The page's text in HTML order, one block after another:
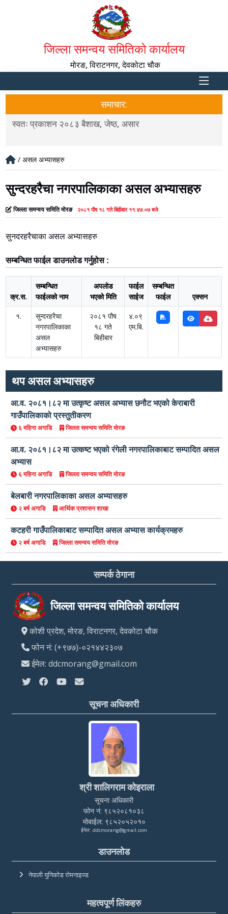
जिल्ला समन्वय समितिको कार्यालय
मोरङ, विराटनगर, देवकोटा चौक
समाचार:
स्वतः प्रकाशन २०८३ बैशाख, जेष्ठ, असार
/ असल अभ्यासहरु
सुन्दरहरैचा नगरपालिकाका असल अभ्यासहरु
जिल्ला समन्वय समिति मोरङ २०८१ पौष १८ गते बिहीबार ११:४७:०७ बजे
सुनदरहरैचाका असल अभ्यासहरु
सम्बन्धित फाईल डाउनलोड गर्नुहोस :
क्र.स.
सम्बन्धित
फाईलको नाम
अपलोड
भएको मिति
फाईल
साईज
सम्बन्धित
फाईल
एक्सन
१.
सुन्दरहरैचा
नगरपालिकाका
असल
अभ्यासहरु
२०८१ पौष
१८ गते
बिहीबार
४.०९
एम.बि.
थप असल अभ्यासहरु
आ.व. २०८१।८२ मा उत्कृष्ट असल अभ्यास छनौट भएको केराबारी
गाउँपालिकाको प्रस्तुतीकरण
६ महिना अगाडि जिल्ला समन्वय समिति मोरङ
आ.व. २०८१।८२ मा उत्कष्ट भएको रंगेली नगरपालिकाबाट सम्पादित असल
अभ्यास
६ महिना अगाडि जिल्ला समन्वय समिति मोरङ
बेलबारी नगरपालिकाका असल अभ्यासहरु
२ बर्ष अगाडि आर्थिक प्रशासन शाखा
कटहरी गाउँपालिकाबाट सम्पादित असल अभ्यास कार्यक्रमहरु
२ बर्ष अगाडि जिल्ला समन्वय समिति मोरङ
सम्पर्क ठेगाना
जिल्ला समन्वय समितिको कार्यालय
कोशी प्रदेश, मोरङ, विराटनगर, देवकोटा चौक
फोन नं: (+९७७)-०२१४४२३०७
ईमेल: ddcmorang@gmail.com
सूचना अधिकारी
श्री शालिगराम कोइराला
सूचना अधिकारी
फोन नं: ९८५२०८१०३८
मोबाईल: ९८५२०५२०१०
ईमेल: ddcmorang@gmail.com
डाउनलोड
नेपाली युनिकोड रोमनाइज्ड
महत्वपूर्ण लिंकहरु